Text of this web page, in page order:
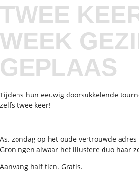
TWEE
WEEK
GEPLAAS
Tijdens hun eeuwig doorsukkelende
zelfs twee keer!
As. zondag op het oude vertrouwde
Groningen alwaar het illustere duo haar
Aanvang half tien. Gratis.